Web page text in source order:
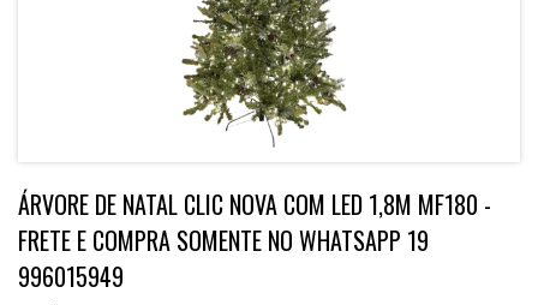
ÁRVORE DE NATAL CLIC NOVA COM LED 1,8M MF180 -
FRETE E COMPRA SOMENTE NO WHATSAPP 19
996015949